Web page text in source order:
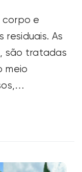
e
residuais. As
são tratadas
meio